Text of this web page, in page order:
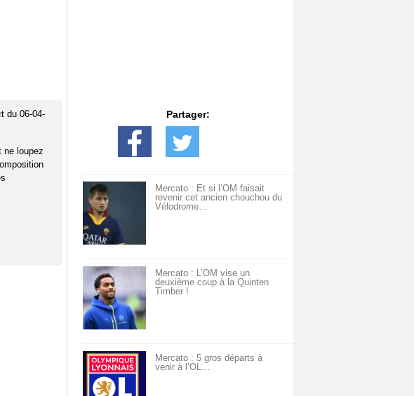
du 06-04-
ne loupez
Partager:
Mercato : Et si l’OM faisait
revenir cet ancien chouchou du
Vélodrome…
Mercato : L’OM vise un
deuxième coup à la Quinten
Timber !
Mercato : 5 gros départs à
venir à l’OL…